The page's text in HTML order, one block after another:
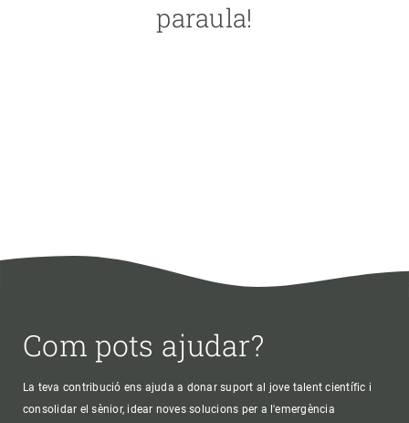
paraula!
Com pots ajudar?
La teva contribució ens ajuda a donar suport al jove talent científic i
consolidar el sènior, idear noves solucions per a l'emergència